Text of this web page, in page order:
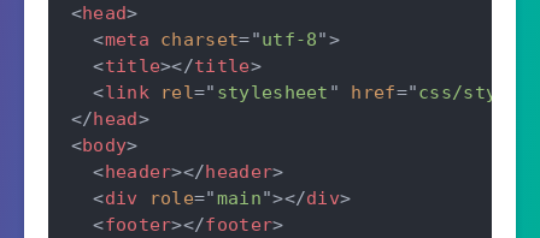
<head>
<meta charset="utf-8">
<title></title>
<link rel=" stylesheet " href="css/
</head>
<body>
<header></header>
<div role="main"></div>
<footer></footer>